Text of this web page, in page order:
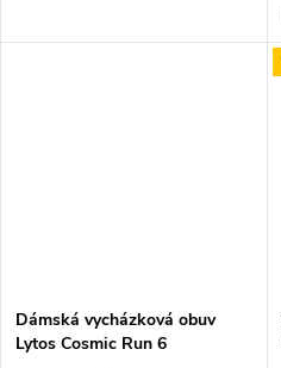
Dámská vycházková obuv
Lytos Cosmic Run 6